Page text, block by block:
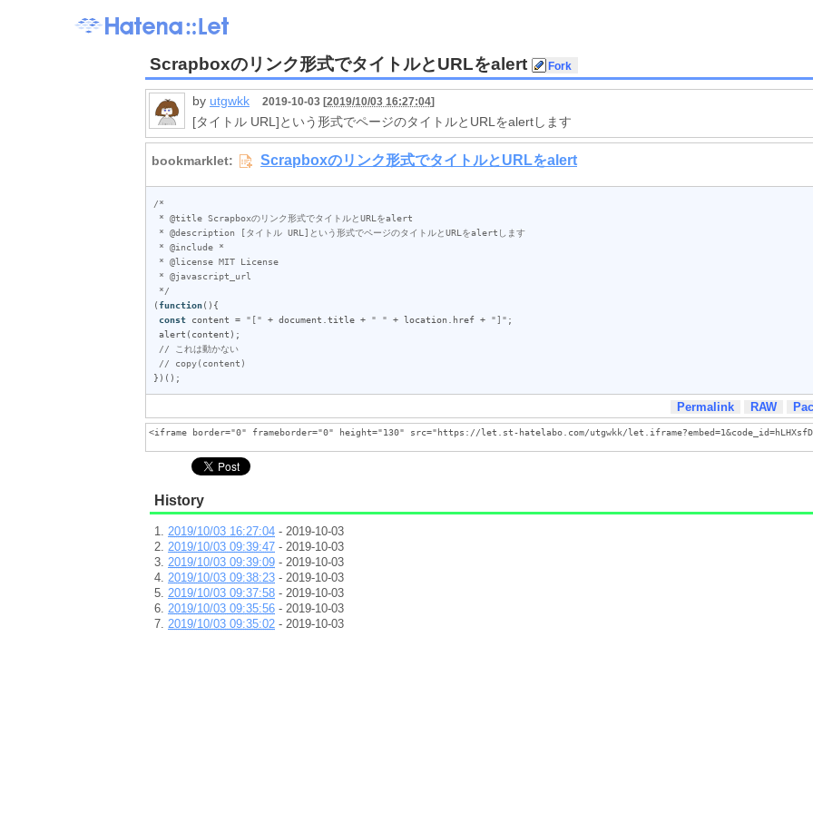
Scrapboxのリンク形式でタイトルとURLをalert
by utgwkk 2019-10-03 [2019/10/03 16:27:04]
[タイトル URL]という形式でページのタイトルとURLをalertします
/*
*/
(function(){
const content = "[" + document title + " " + location href + "]" ;
alert ( content );
// これは動かない
// copy(content)
})();
Permalink RAW
History
2019/10/03 16:27:04 - 2019-10-03
2019/10/03 09:39:47 - 2019-10-03
2019/10/03 09:39:09 - 2019-10-03
2019/10/03 09:38:23 - 2019-10-03
2019/10/03 09:37:58 - 2019-10-03
2019/10/03 09:35:56 - 2019-10-03
2019/10/03 09:35:02 - 2019-10-03